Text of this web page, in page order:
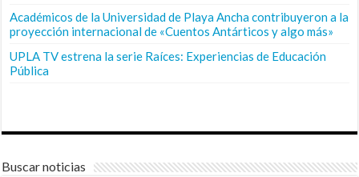
Académicos de la Universidad de Playa Ancha contribuyeron a la
proyección internacional de «Cuentos Antárticos y algo más»
UPLA TV estrena la serie Raíces: Experiencias de Educación
Pública
Buscar noticias